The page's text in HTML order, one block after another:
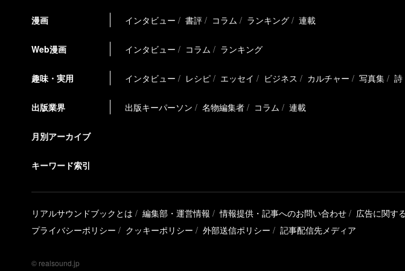
漫画 インタビュー 書評 コラム ランキング 連載
Web漫画 インタビュー コラム ランキング
趣味・実用 インタビュー レシピ エッセイ ビジネス カルチャー 写真集 詩
出版業界 出版キーパーソン 名物編集者 コラム 連載
月別アーカイブ
キーワード索引
リアルサウンドブックとは 編集部・運営情報 情報提供・記事へのお問い合わせ 広告に関す
プライバシーポリシー
クッキーポリシー 外部送信ポリシー 記事配信先メディア
© realsound.jp